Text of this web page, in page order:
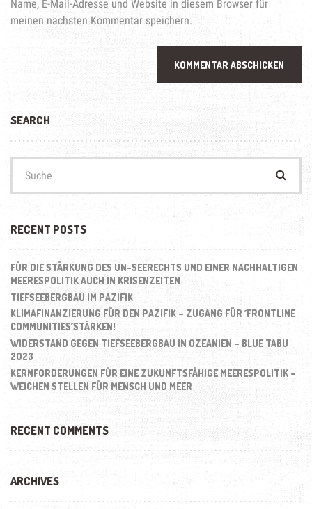
Name, E-Mail-Adresse und Website in diesem Browser für
meinen nächsten Kommentar speichern.
SEARCH
nach:
RECENT POSTS
FÜR DIE STÄRKUNG DES UN-SEERECHTS UND EINER NACHHALTIGEN
MEERESPOLITIK AUCH IN KRISENZEITEN
TIEFSEEBERGBAU IM PAZIFIK
KLIMAFINANZIERUNG FÜR DEN PAZIFIK – ZUGANG FÜR ´FRONTLINE
COMMUNITIES´STÄRKEN!
WIDERSTAND GEGEN TIEFSEEBERGBAU IN OZEANIEN – BLUE TABU
2023
KERNFORDERUNGEN FÜR EINE ZUKUNFTSFÄHIGE MEERESPOLITIK –
WEICHEN STELLEN FÜR MENSCH UND MEER
RECENT COMMENTS
ARCHIVES